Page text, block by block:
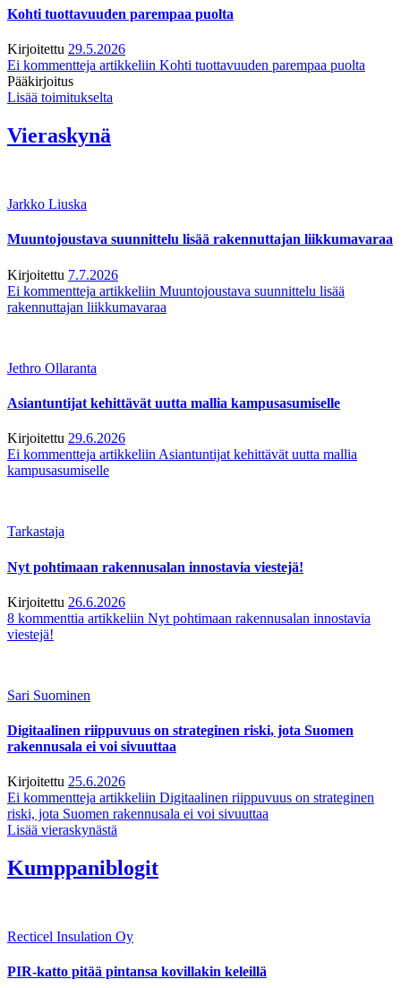
Kohti tuottavuuden parempaa puolta
Kirjoitettu 29.5.2026
Ei kommentteja artikkeliin Kohti tuottavuuden parempaa puolta
Pääkirjoitus
Lisää toimitukselta
Vieraskynä
Jarkko Liuska
Muuntojoustava suunnittelu lisää rakennuttajan liikkumavaraa
Kirjoitettu 7.7.2026
Ei kommentteja artikkeliin Muuntojoustava suunnittelu lisää
rakennuttajan liikkumavaraa
Jethro Ollaranta
Asiantuntijat kehittävät uutta mallia kampusasumiselle
Kirjoitettu 29.6.2026
Ei kommentteja artikkeliin Asiantuntijat kehittävät uutta mallia
kampusasumiselle
Tarkastaja
Nyt pohtimaan rakennusalan innostavia viestejä!
Kirjoitettu 26.6.2026
8 kommenttia artikkeliin Nyt pohtimaan rakennusalan innostavia
viestejä!
Sari Suominen
Digitaalinen riippuvuus on strateginen riski, jota Suomen
rakennusala ei voi sivuuttaa
Kirjoitettu 25.6.2026
Ei kommentteja artikkeliin Digitaalinen riippuvuus on strateginen
riski, jota Suomen rakennusala ei voi sivuuttaa
Lisää vieraskynästä
Kumppaniblogit
Recticel Insulation Oy
PIR-katto pitää pintansa kovillakin keleillä